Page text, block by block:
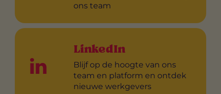
ons team
LinkedIn
Blijf op de hoogte van ons
team en platform en ontdek
nieuwe werkgevers